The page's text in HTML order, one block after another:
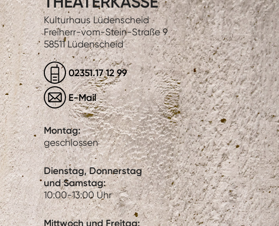
Kulturhaus Lüdenscheid
Freiherr-vom-Stein-Straße 9
58511 Lüdenscheid
02351.17 12 99
E-Mail
Montag:
geschlossen
Dienstag, Donnerstag
und Samstag:
10:00-13:00 Uhr
Mittwoch und Freitag: